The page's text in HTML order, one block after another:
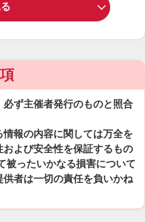
ず主催者発行のものと照合
報の内容に関しては万全を
よび安全性を保証するもの
被ったいかなる損害について
者は一切の責任を負いかね